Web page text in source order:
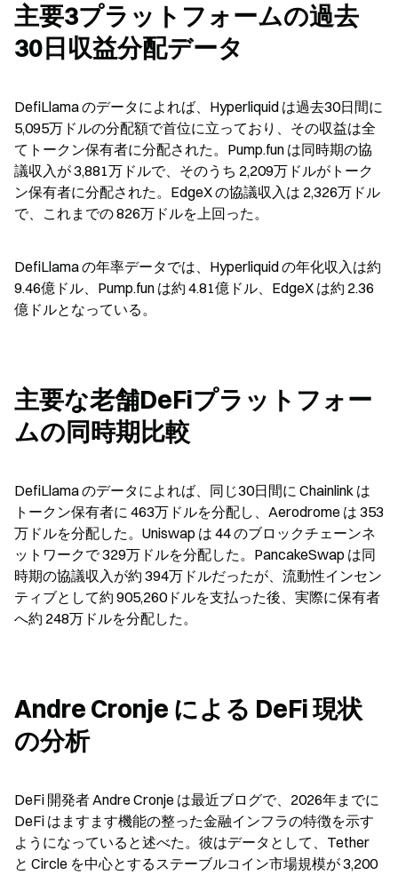
主要3プラットフォームの過去
30日収益分配データ
DefiLlama のデータによれば、Hyperliquid は過去30日間に
5,095万ドルの分配額で首位に立っており、その収益は全
てトークン保有者に分配された。Pump.fun は同時期の協
議収入が 3,881万ドルで、そのうち 2,209万ドルがトーク
ン保有者に分配された。EdgeX の協議収入は 2,326万ドル
で、これまでの 826万ドルを上回った。
DefiLlama の年率データでは、Hyperliquid の年化収入は約
9.46億ドル、Pump.fun は約 4.81億ドル、EdgeX は約 2.36
億ドルとなっている。
主要な老舗DeFiプラットフォー
ムの同時期比較
DefiLlama のデータによれば、同じ30日間に Chainlink は
トークン保有者に 463万ドルを分配し、Aerodrome は 353
万ドルを分配した。Uniswap は 44 のブロックチェーンネ
ットワークで 329万ドルを分配した。PancakeSwap は同
時期の協議収入が約 394万ドルだったが、流動性インセン
ティブとして約 905,260ドルを支払った後、実際に保有者
へ約 248万ドルを分配した。
Andre Cronje による DeFi 現状
の分析
DeFi 開発者 Andre Cronje は最近ブログで、2026年までに
DeFi はますます機能の整った金融インフラの特徴を示す
ようになっていると述べた。彼はデータとして、Tether
と Circle を中心とするステーブルコイン市場規模が 3,200